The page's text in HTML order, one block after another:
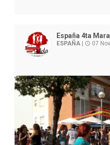
España 4ta
ESPAÑA access_time 07